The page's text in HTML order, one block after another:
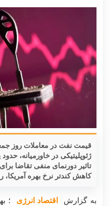
قیمت نفت در معاملات روز
ژئوپلیتیکی در خاورمیانه،
تاثیر دورنمای منفی تقاضا
کاهش کندتر نرخ بهره
به گزارش اقتصاد انرژی